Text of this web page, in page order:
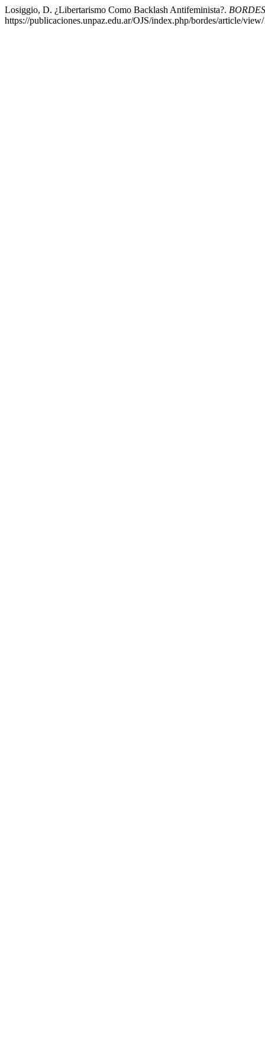
Losiggio, D. ¿Libertarismo Como Backlash Antifeminista?. BORDES
https://publicaciones.unpaz.edu.ar/OJS/index.php/bordes/article/